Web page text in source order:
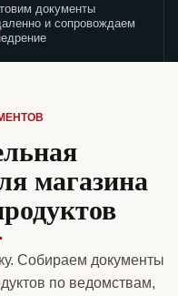
документы
и сопровождаем
магазина
Собираем документы
по ведомствам,